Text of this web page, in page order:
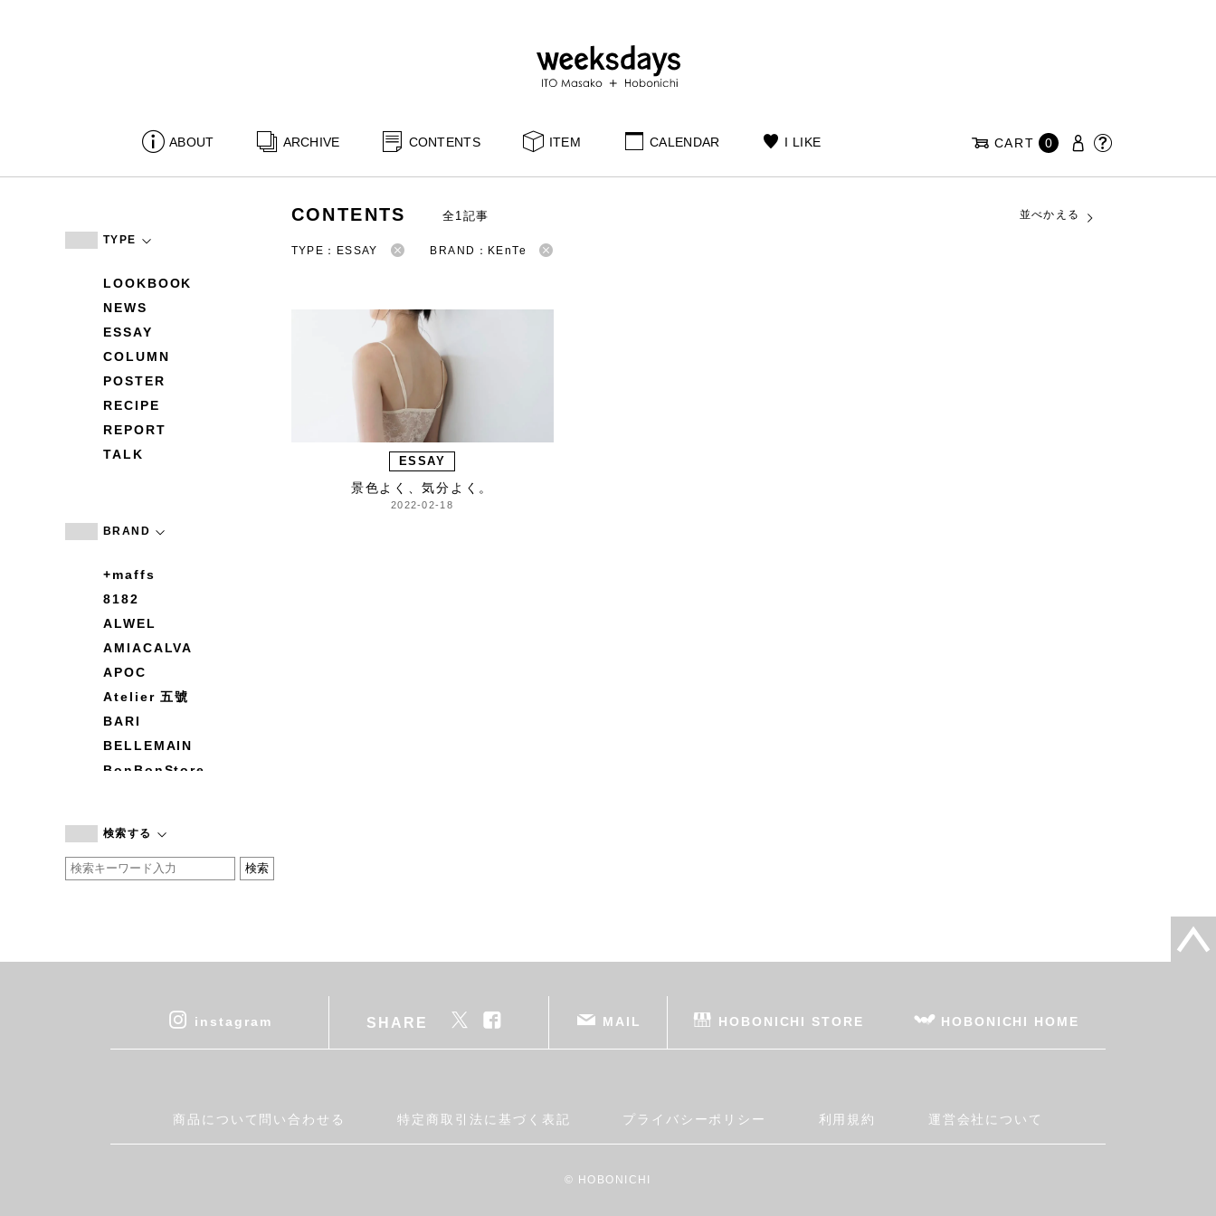
ABOUT ARCHIVE CONTENTS ITEM CALENDAR I LIKE CART 0
TYPE
LOOKBOOK
NEWS
ESSAY
COLUMN
POSTER
RECIPE
REPORT
TALK
BRAND
+maffs
8182
ALWEL
AMIACALVA
APOC
Atelier 五號
BARI
BELLEMAIN
BonBonStore
by basics
CATWORTH
cohan
DEAN & DELUCA
Fatima Morocco
検索する
CONTENTS 全1記事 並べかえる
TYPE：ESSAY BRAND：KEnTe
ESSAY
景色よく、気分よく。
2022-02-18
instagram SHARE MAIL HOBONICHI STORE HOBONICHI HOME
商品について問い合わせる 特定商取引法に基づく表記 プライバシーポリシー 利用規約 運営会社について
© HOBONICHI